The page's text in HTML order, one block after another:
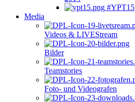
#YPT15
Media
Videos & LIVEStream
Bilder
Teamstories
Foto- und Videografen